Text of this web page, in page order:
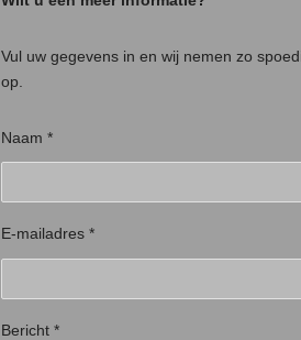
Vul uw gegevens in en wij nemen zo
op.
Naam *
E-mailadres *
Bericht *